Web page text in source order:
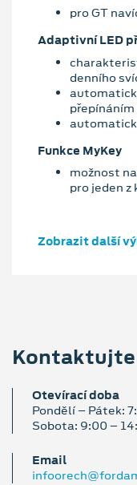
pro GT
Adaptivní LED
denního
Funkce MyKey
možnost
pro jeden
Zobrazit další
Kontaktujte
Otevírací doba
Pondělí – Pátek:
Sobota: 9:00 –
Email